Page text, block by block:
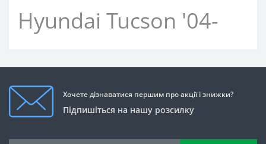
Hyundai Tucson '04-
Хочете дізнаватися першим про акції і знижки?
Підпишіться на нашу розсилку